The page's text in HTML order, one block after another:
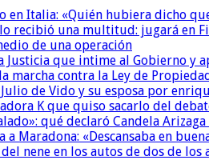
Italia: «Quién hubiera dicho
recibió una multitud: jugará en
de una operación
que intime al Gobierno y
marcha contra la Ley de
de Vido y su esposa por
K que quiso sacarlo del
qué declaró Candela
Maradona: «Descansaba en
nene en los autos de dos de los